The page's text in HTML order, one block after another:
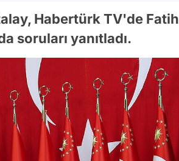
Habertürk TV'de Fatih
soruları yanıtladı.